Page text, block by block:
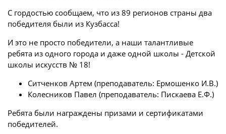
С гордостью сообщаем, что из 89 регионов страны два
победителя были из Кузбасса!
И это не просто победители, а наши талантливые
ребята из одного города и даже одной школы - Детской
школы искусств № 18!
Ситченков Артем (преподаватель: Ермошенко И.В.)
Колесников Павел (преподаватель: Пискаева Е.Ф.)
Ребята были награждены призами и сертификатами
победителей.